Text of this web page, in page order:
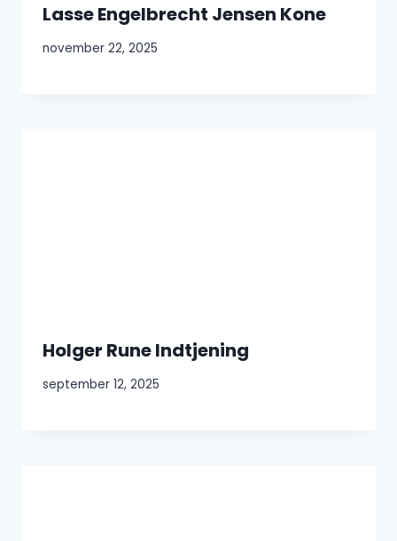
Lasse Engelbrecht Jensen Kone
november 22, 2025
Holger Rune Indtjening
september 12, 2025